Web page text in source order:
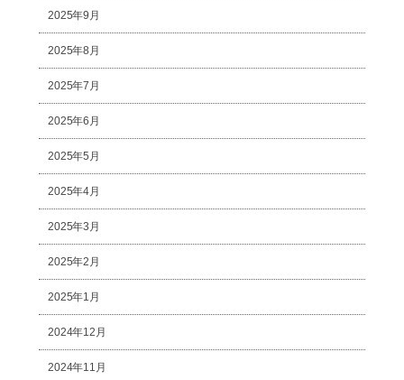
2025年9月
2025年8月
2025年7月
2025年6月
2025年5月
2025年4月
2025年3月
2025年2月
2025年1月
2024年12月
2024年11月